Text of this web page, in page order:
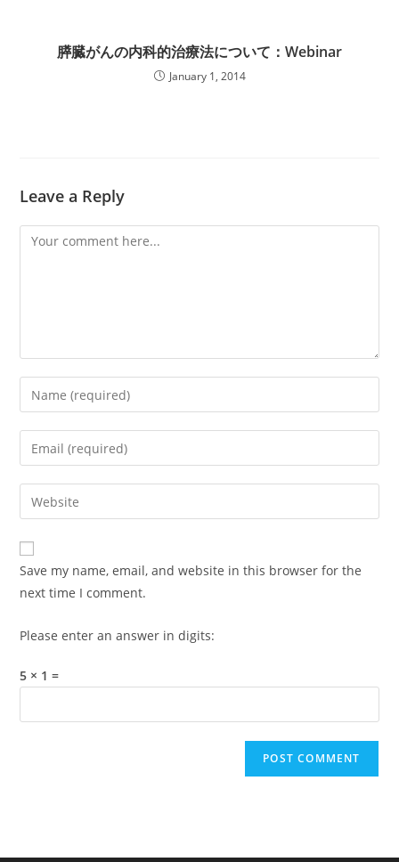
膵臓がんの内科的治療法について：Webinar
January 1, 2014
Leave a Reply
Comment
Enter
your
name
comment
Enter
your
email
address
comment
Enter
your
website
URL
(optional)
Save my name, email, and website in this browser for the
next time I comment.
Please enter an answer in digits:
5 × 1 =